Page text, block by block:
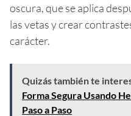
oscura, que se aplica
las vetas y crear
carácter.
Quizás también te
Forma Segura Usando
Paso a Paso